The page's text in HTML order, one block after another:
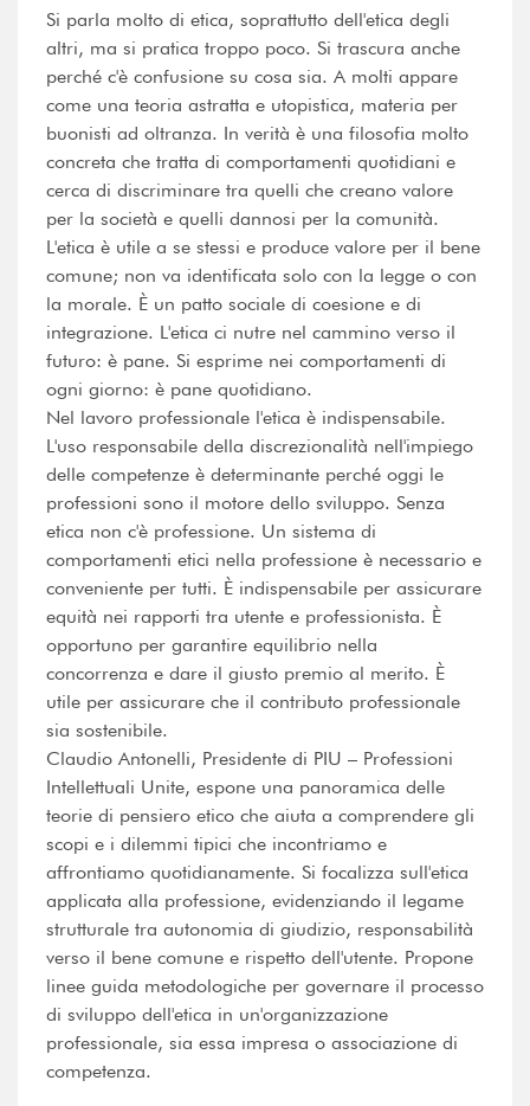
Si parla molto di etica, soprattutto dell'etica degli
altri, ma si pratica troppo poco. Si trascura anche
perché c'è confusione su cosa sia. A molti appare
come una teoria astratta e utopistica, materia per
buonisti ad oltranza. In verità è una filosofia molto
concreta che tratta di comportamenti quotidiani e
cerca di discriminare tra quelli che creano valore
per la società e quelli dannosi per la comunità.
L'etica è utile a se stessi e produce valore per il bene
comune; non va identificata solo con la legge o con
la morale. È un patto sociale di coesione e di
integrazione. L'etica ci nutre nel cammino verso il
futuro: è pane. Si esprime nei comportamenti di
ogni giorno: è pane quotidiano.
Nel lavoro professionale l'etica è indispensabile.
L'uso responsabile della discrezionalità nell'impiego
delle competenze è determinante perché oggi le
professioni sono il motore dello sviluppo. Senza
etica non c'è professione. Un sistema di
comportamenti etici nella professione è necessario e
conveniente per tutti. È indispensabile per assicurare
equità nei rapporti tra utente e professionista. È
opportuno per garantire equilibrio nella
concorrenza e dare il giusto premio al merito. È
utile per assicurare che il contributo professionale
sia sostenibile.
Claudio Antonelli, Presidente di PIU – Professioni
Intellettuali Unite, espone una panoramica delle
teorie di pensiero etico che aiuta a comprendere gli
scopi e i dilemmi tipici che incontriamo e
affrontiamo quotidianamente. Si focalizza sull'etica
applicata alla professione, evidenziando il legame
strutturale tra autonomia di giudizio, responsabilità
verso il bene comune e rispetto dell'utente. Propone
linee guida metodologiche per governare il processo
di sviluppo dell'etica in un'organizzazione
professionale, sia essa impresa o associazione di
competenza.